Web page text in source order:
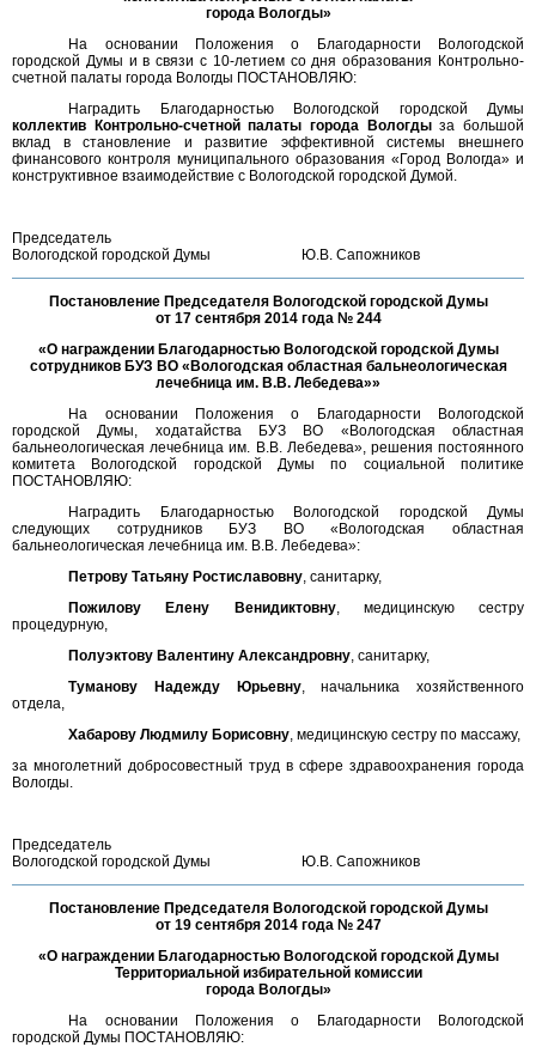
города Вологды»
На основании Положения о Благодарности Вологодской
городской Думы и в связи с 10-летием со дня образования Контрольно-
счетной палаты города Вологды ПОСТАНОВЛЯЮ:
Наградить Благодарностью Вологодской городской Думы
коллектив Контрольно-счетной палаты города Вологдыза большой
вклад в становление и развитие эффективной системы внешнего
финансового контроля муниципального образования «Город Вологда» и
конструктивное взаимодействие с Вологодской городской Думой.
Председатель
Вологодской городской Думы
Ю.В. Сапожников
Постановление Председателя Вологодской городской Думы
от 17 сентября 2014 года № 244
«О награждении Благодарностью Вологодской городской Думы
сотрудников БУЗ ВО «Вологодская областная бальнеологическая
лечебница им. В.В. Лебедева»»
На основании Положения о Благодарности Вологодской
городской Думы, ходатайства БУЗ ВО «Вологодская областная
бальнеологическая лечебница им. В.В. Лебедева», решения постоянного
комитета Вологодской городской Думы по социальной политике
ПОСТАНОВЛЯЮ:
Наградить Благодарностью Вологодской городской Думы
следующих сотрудников БУЗ ВО «Вологодская областная
бальнеологическая лечебница им. В.В. Лебедева»:
Петрову Татьяну Ростиславовну, санитарку,
Пожилову Елену Венидиктовну, медицинскую сестру
процедурную,
Полуэктову Валентину Александровну, санитарку,
Туманову Надежду Юрьевну, начальника хозяйственного
отдела,
Хабарову Людмилу Борисовну, медицинскую сестру по массажу,
за многолетний добросовестный труд в сфере здравоохранения города
Вологды.
Председатель
Вологодской городской Думы
Ю.В. Сапожников
Постановление Председателя Вологодской городской Думы
от 19 сентября 2014 года № 247
«О награждении Благодарностью Вологодской городской Думы
Территориальной избирательной комиссии
города Вологды»
На основании Положения о Благодарности Вологодской
городской Думы ПОСТАНОВЛЯЮ: